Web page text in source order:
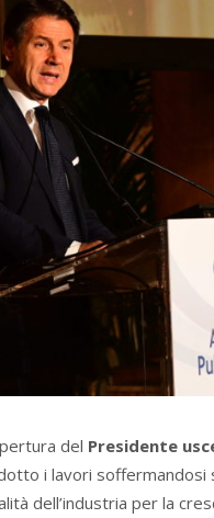
del Presidente
i lavori soffermandosi
dell’industria per la